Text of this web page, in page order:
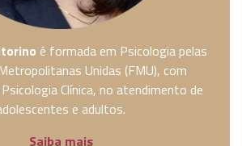
é formada em Psicologia pelas
Unidas (FMU), com
Clínica, no atendimento de
e adultos.
Saiba mais